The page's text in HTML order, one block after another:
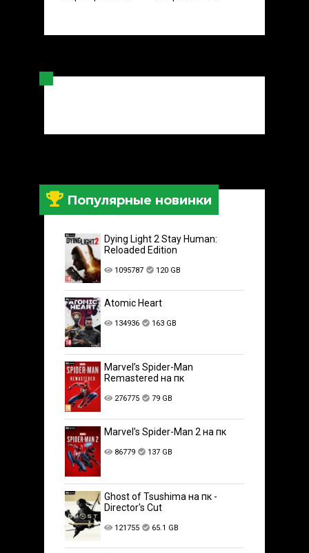
Популярные новинки
Dying Light 2 Stay Human:
Reloaded Edition
1095787 120 GB
Atomic Heart
134936 163 GB
Marvel’s Spider-Man
Remastered на пк
276775 79 GB
Marvel’s Spider-Man 2 на пк
86779 137 GB
Ghost of Tsushima на пк -
Director's Cut
121755 65.1 GB